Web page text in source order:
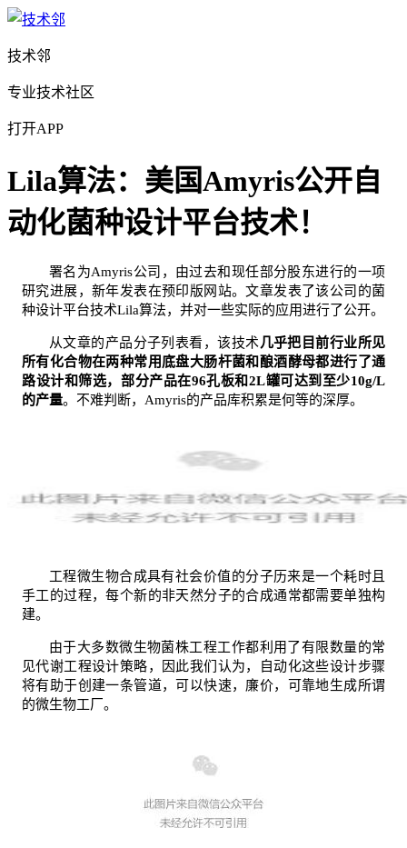
技术邻
专业技术社区
打开APP
Lila算法：美国Amyris公开自
动化菌种设计平台技术！
署名为Amyris公司，由过去和现任部分股东进行的一项
研究进展，新年发表在预印版网站。文章发表了该公司的菌
种设计平台技术Lila算法，并对一些实际的应用进行了公开。
从文章的产品分子列表看，该技术几乎把目前行业所见
所有化合物在两种常用底盘大肠杆菌和酿酒酵母都进行了通
路设计和筛选，部分产品在96孔板和2L罐可达到至少10g/L
的产量。不难判断，Amyris的产品库积累是何等的深厚。
工程微生物合成具有社会价值的分子历来是一个耗时且
手工的过程，每个新的非天然分子的合成通常都需要单独构
建。
由于大多数微生物菌株工程工作都利用了有限数量的常
见代谢工程设计策略，因此我们认为，自动化这些设计步骤
将有助于创建一条管道，可以快速，廉价，可靠地生成所谓
的微生物工厂。